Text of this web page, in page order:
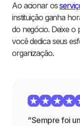
Ao acionar os
instituição ganha
do negócio. Deixe o
você dedica seus
organização.
“Sempre foi